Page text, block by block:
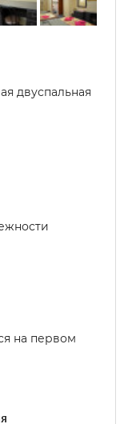
двуспальная
на первом